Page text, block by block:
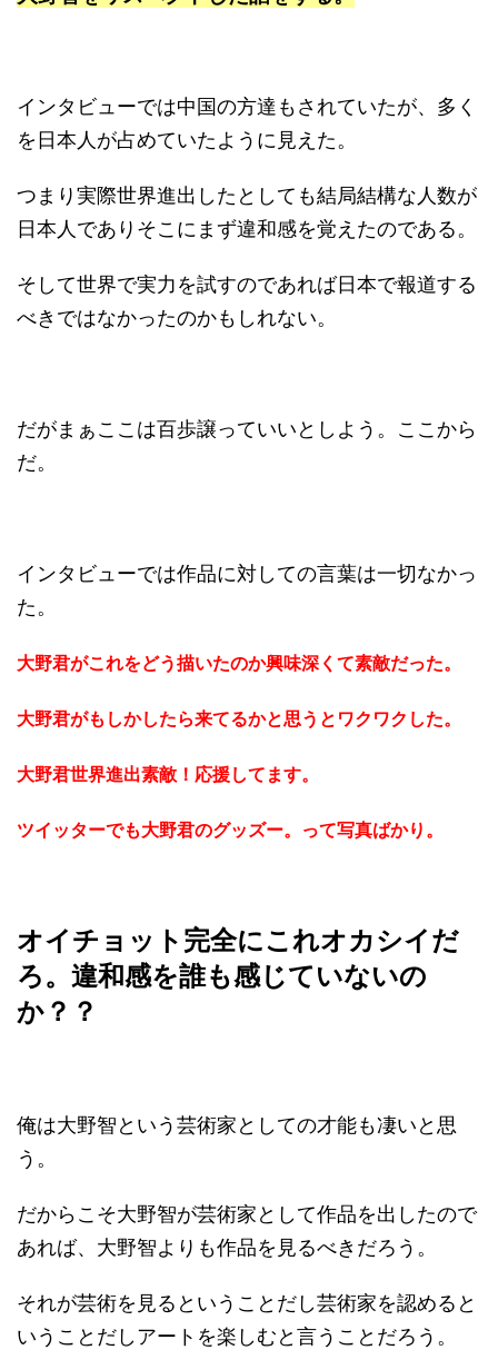
インタビューでは中国の方達もされていたが、多く
を日本人が占めていたように見えた。
つまり実際世界進出したとしても結局結構な人数が
日本人でありそこにまず違和感を覚えたのである。
そして世界で実力を試すのであれば日本で報道する
べきではなかったのかもしれない。
だがまぁここは百歩譲っていいとしよう。ここから
だ。
インタビューでは作品に対しての言葉は一切なかっ
た。
大野君がこれをどう描いたのか興味深くて素敵だった。
大野君がもしかしたら来てるかと思うとワクワクした。
大野君世界進出素敵！応援してます。
ツイッターでも大野君のグッズー。って写真ばかり。
オイチョット完全にこれオカシイだ
ろ。違和感を誰も感じていないの
か？？
俺は大野智という芸術家としての才能も凄いと思
う。
だからこそ大野智が芸術家として作品を出したので
あれば、大野智よりも作品を見るべきだろう。
それが芸術を見るということだし芸術家を認めると
いうことだしアートを楽しむと言うことだろう。